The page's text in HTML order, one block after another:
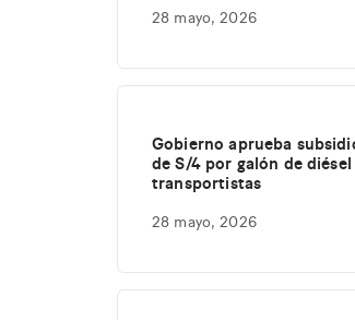
28 mayo, 2026
Gobierno aprueba
de S/4 por galón de diésel
transportistas
28 mayo, 2026